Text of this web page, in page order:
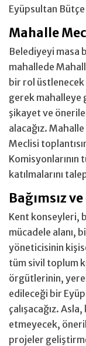
Eyüpsultan
Mahalle
Belediyeyi masa
mahallede
bir rol üstlenecek
gerek mahalleye
şikayet ve
alacağız.
Meclisi
Komisyonlarının
katılmalarını
Bağımsız
Kent konseyleri,
mücadele alanı,
yöneticisinin
tüm sivil toplum
örgütlerinin,
edileceği bir
çalışacağız.
etmeyecek,
projeler